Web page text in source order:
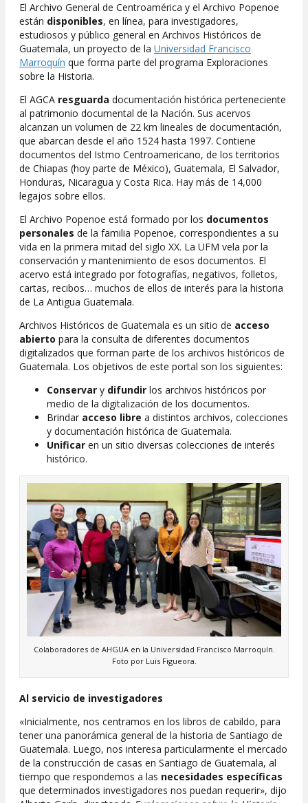
El Archivo General de Centroamérica y el Archivo Popenoe
están disponibles, en línea, para investigadores,
estudiosos y público general en Archivos Históricos de
Guatemala, un proyecto de la Universidad Francisco
Marroquín que forma parte del programa Exploraciones
sobre la Historia.
El AGCA resguarda documentación histórica perteneciente
al patrimonio documental de la Nación. Sus acervos
alcanzan un volumen de 22 km lineales de documentación,
que abarcan desde el año 1524 hasta 1997. Contiene
documentos del Istmo Centroamericano, de los territorios
de Chiapas (hoy parte de México), Guatemala, El Salvador,
Honduras, Nicaragua y Costa Rica. Hay más de 14,000
legajos sobre ellos.
El Archivo Popenoe está formado por los documentos
personales de la familia Popenoe, correspondientes a su
vida en la primera mitad del siglo XX. La UFM vela por la
conservación y mantenimiento de esos documentos. El
acervo está integrado por fotografías, negativos, folletos,
cartas, recibos… muchos de ellos de interés para la historia
de La Antigua Guatemala.
Archivos Históricos de Guatemala es un sitio de acceso
abierto para la consulta de diferentes documentos
digitalizados que forman parte de los archivos históricos de
Guatemala. Los objetivos de este portal son los siguientes:
Conservar y difundir los archivos históricos por
medio de la digitalización de los documentos.
Brindar acceso libre a distintos archivos, colecciones
y documentación histórica de Guatemala.
Unificar en un sitio diversas colecciones de interés
histórico.
Colaboradores de AHGUA en la Universidad Francisco Marroquín.
Foto por Luis Figueora.
Al servicio de investigadores
«Inicialmente, nos centramos en los libros de cabildo, para
tener una panorámica general de la historia de Santiago de
Guatemala. Luego, nos interesa particularmente el mercado
de la construcción de casas en Santiago de Guatemala, al
tiempo que respondemos a las necesidades específicas
que determinados investigadores nos puedan requerir», dijo